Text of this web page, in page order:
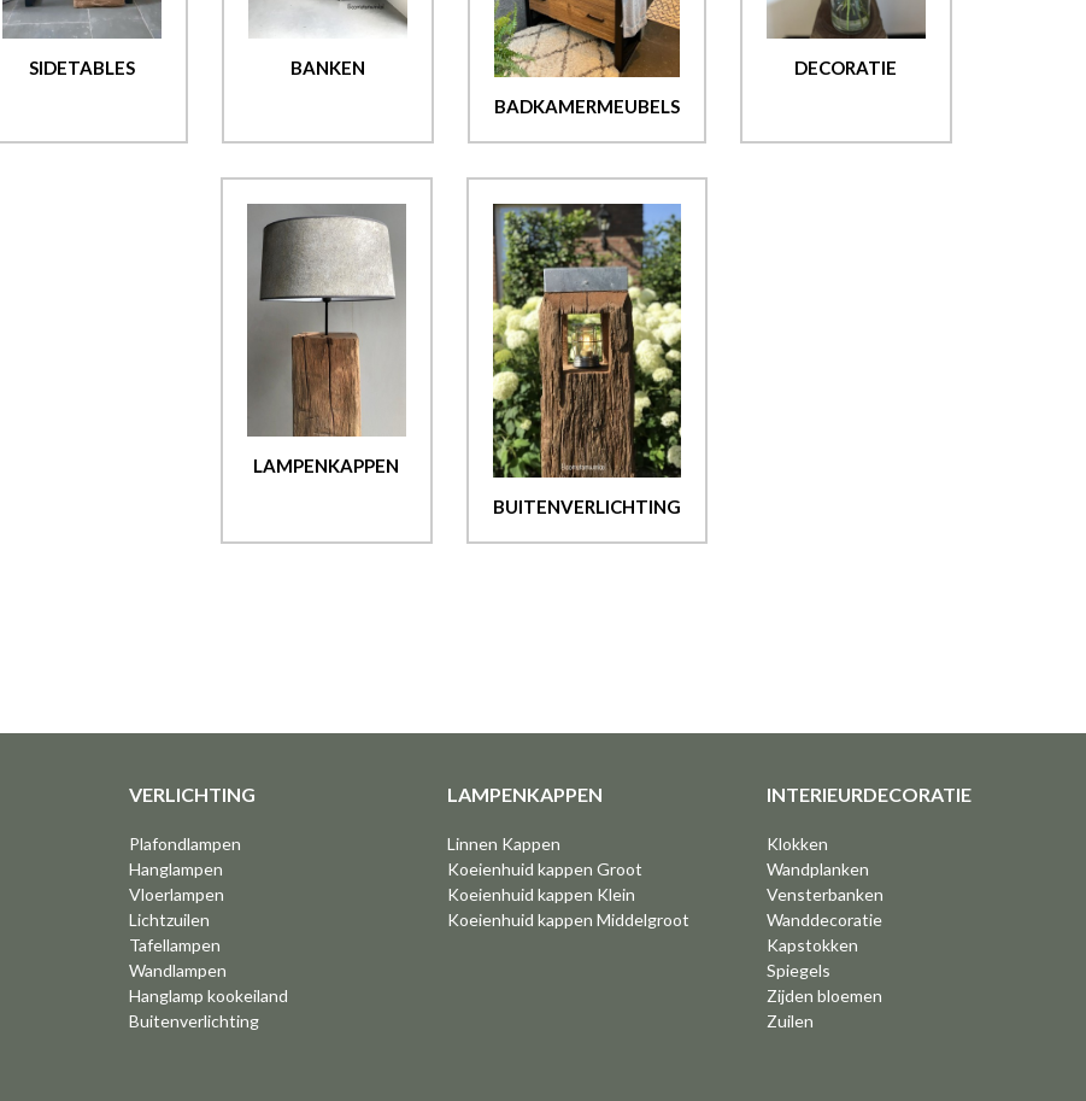
SIDETABLES
BANKEN
BADKAMERMEUBELS
DECORATIE
LAMPENKAPPEN
BUITENVERLICHTING
VERLICHTING
Plafondlampen
Hanglampen
Vloerlampen
Lichtzuilen
Tafellampen
Wandlampen
Hanglamp kookeiland
Buitenverlichting
LAMPENKAPPEN
Linnen Kappen
Koeienhuid kappen Groot
Koeienhuid kappen Klein
Koeienhuid kappen Middelgroot
INTERIEURDECORATIE
Klokken
Wandplanken
Vensterbanken
Wanddecoratie
Kapstokken
Spiegels
Zijden bloemen
Zuilen